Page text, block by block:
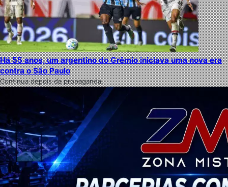
Há 55 anos, um argentino do Grêmio iniciava uma nova era
contra o São Paulo
Continua depois da propaganda.